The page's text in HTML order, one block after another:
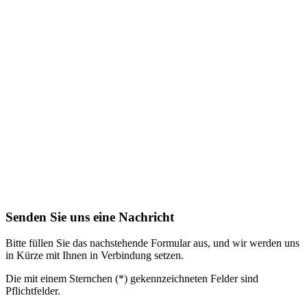
Senden Sie uns eine Nachricht
Bitte füllen Sie das nachstehende Formular aus, und wir werden uns
in Kürze mit Ihnen in Verbindung setzen.
Die mit einem Sternchen (*) gekennzeichneten Felder sind
Pflichtfelder.